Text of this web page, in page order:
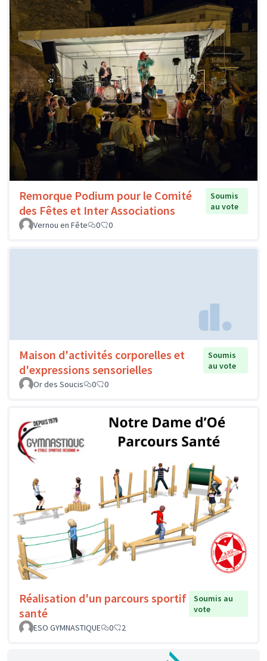
Remorque Podium pour le Comité
des Fêtes et Inter Associations
Soumis
au vote
Vernou en Fête
0 0
Maison d'activités corporelles et
d'expressions sensorielles
Soumis
au vote
Or des Soucis
0 0
Réalisation d'un parcours sportif
santé
Soumis au
vote
ESO GYMNASTIQUE
0 2